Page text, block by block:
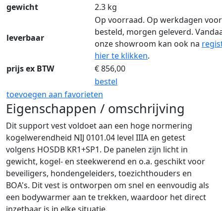
gewicht
2.3 kg
leverbaar
Op voorraad. Op werkdagen
besteld, morgen geleverd.
onze showroom kan ook na
hier te klikken.
prijs ex BTW
€856,00
bestel
toevoegen aan favorieten
Eigenschappen / omschrijving
Dit support vest voldoet aan een hoge normering
kogelwerendheid NIJ 0101.04 level IIIA en getest
volgens HOSDB KR1+SP1. De panelen zijn licht in
gewicht, kogel- en steekwerend en o.a. geschikt voor
beveiligers, hondengeleiders, toezichthouders en
BOA's. Dit vest is ontworpen om snel en eenvoudig als
een bodywarmer aan te trekken, waardoor het direct